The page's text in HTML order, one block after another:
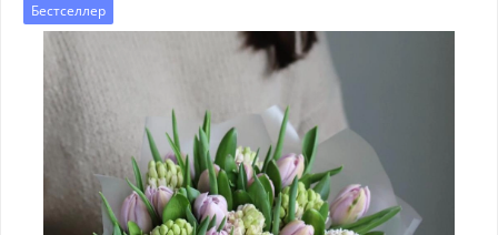
Бестселлер